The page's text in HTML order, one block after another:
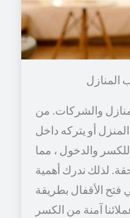
المنازل
والشركات. من
أو يتركه داخل
والدخول ، مما
لذلك ندرك أهمية
الأقفال بطريقة
آمنة من الكسر